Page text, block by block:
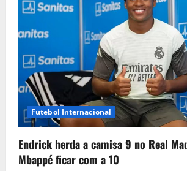
Futebol Internacional
Endrick herda a camisa 9 no Real
Mbappé ficar com a 10